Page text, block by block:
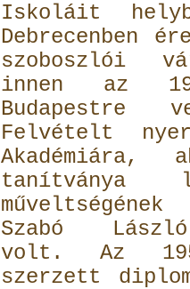
Iskoláit
Debrecenben
szoboszlói
innen az
Felvételt
Akadémiára,
tanítványa
Szabó
volt. Az
szerzett